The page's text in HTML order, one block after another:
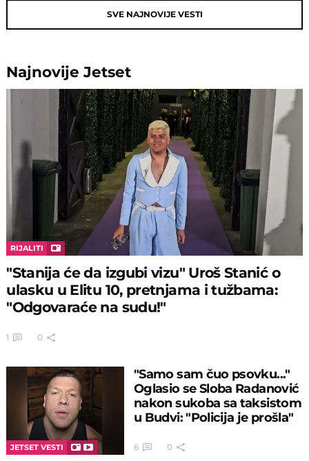
SVE NAJNOVIJE VESTI
NajnovijeJetset
RIJALITI
"Stanija će da izgubi vizu" Uroš Stanić o
ulasku u Elitu 10, pretnjama i tužbama:
"Odgovaraće na sudu!"
1 0
JETSET VESTI
"Samo sam čuo psovku..."
Oglasio se Sloba Radanović
nakon sukoba sa taksistom
u Budvi: "Policija je prošla"
6 0